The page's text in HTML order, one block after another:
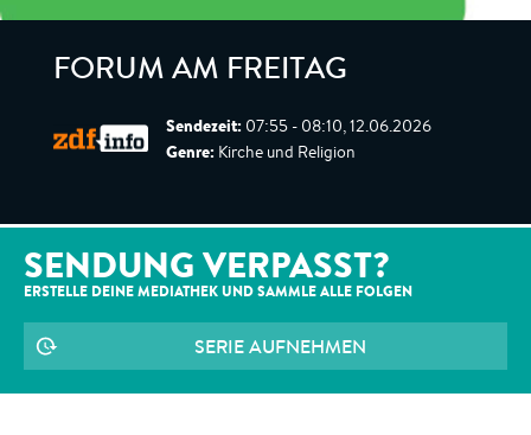
FORUM AM FREITAG
Sendezeit: 07:55 - 08:10, 12.06.2026
Genre: Kirche und Religion
SENDUNG VERPASST?
ERSTELLE DEINE MEDIATHEK UND SAMMLE ALLE FOLGEN
SERIE AUFNEHMEN